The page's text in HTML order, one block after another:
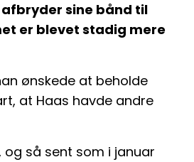
sine bånd til
er blevet stadig mere
ønskede at beholde
at Haas havde andre
så sent som i januar